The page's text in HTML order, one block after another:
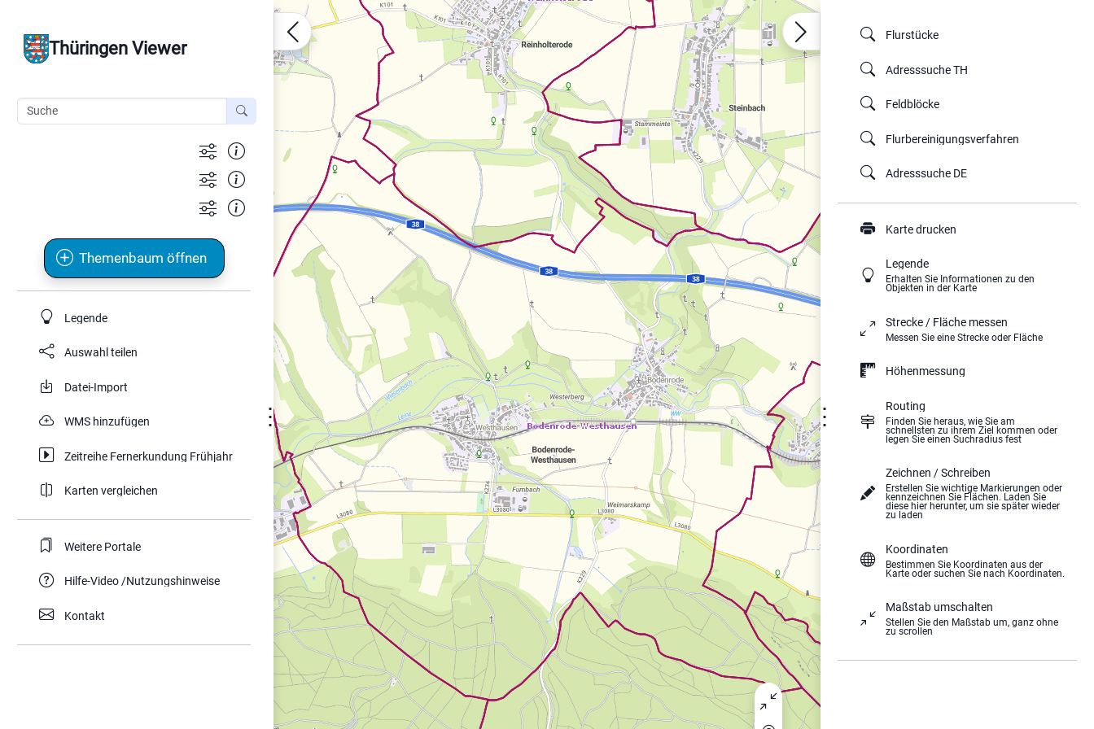
Thüringen Viewer
Themenbaum öffnen
Legende
Auswahl teilen
Datei-Import
WMS hinzufügen
Zeitreihe Fernerkundung Frühjahr
Karten vergleichen
Weitere Portale
Hilfe-Video /Nutzungshinweise
Kontakt
⋮
Flurstücke
Adresssuche TH
Feldblöcke
Flurbereinigungsverfahren
Adresssuche DE
Karte drucken
Legende
Erhalten Sie Informationen zu den
Objekten in der Karte
Strecke / Fläche messen
Messen Sie eine Strecke oder Fläche
Höhenmessung
Routing
Finden Sie heraus, wie Sie am
schnellsten zu ihrem Ziel kommen oder
legen Sie einen Suchradius fest
Zeichnen / Schreiben
Erstellen Sie wichtige Markierungen oder
kennzeichnen Sie Flächen. Laden Sie
diese hier herunter, um sie später wieder
zu laden
Koordinaten
Bestimmen Sie Koordinaten aus der
Karte oder suchen Sie nach Koordinaten.
Maßstab umschalten
Stellen Sie den Maßstab um, ganz ohne
zu scrollen
⋮